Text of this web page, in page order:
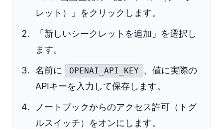
レット）」をクリックします。
「新しいシークレットを追加」を選択し
ます。
名前に
OPENAI_API_KEY
、値に実際の
APIキーを入力して保存します。
ノートブックからのアクセス許可（トグ
ルスイッチ）をオンにします。